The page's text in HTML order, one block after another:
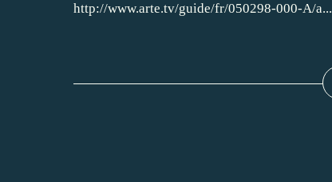
http://www.arte.tv/guide/fr/050298-000-A/a...